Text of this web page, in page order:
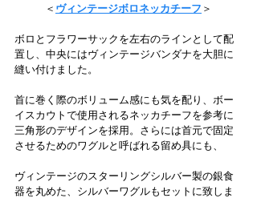
＜ ヴィンテージボロネッカチーフ ＞
ボロとフラワーサックを左右のラインとして配
置し、中央にはヴィンテージバンダナを大胆に
縫い付けました。
首に巻く際のボリューム感にも気を配り、ボー
イスカウトで使用されるネッカチーフを参考に
三角形のデザインを採用。さらには首元で固定
させるためのワグルと呼ばれる留め具にも、
ヴィンテージのスターリングシルバー製の銀食
器を丸めた、シルバーワグルもセットに致しま